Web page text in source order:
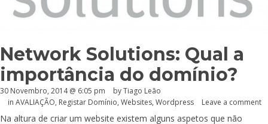
Network Solutions: Qual a
importância do domínio?
30 Novembro, 2014 @ 6:05 pm
by Tiago Leão
in AVALIAÇÃO, Registar Domínio, Websites, Wordpress Leave a comment
Na altura de criar um website existem alguns aspetos que não